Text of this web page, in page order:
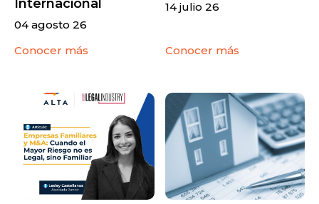
Internacional
04 agosto 26
Conocer más
14 julio 26
Conocer más